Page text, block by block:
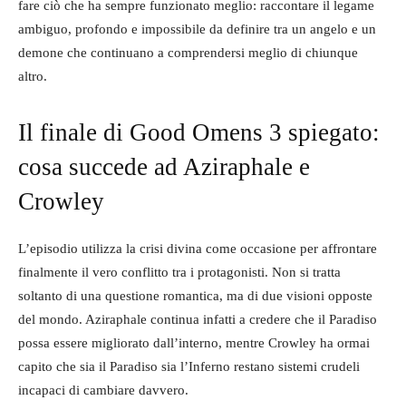
fare ciò che ha sempre funzionato meglio: raccontare il legame
ambiguo, profondo e impossibile da definire tra un angelo e un
demone che continuano a comprendersi meglio di chiunque
altro.
Il finale di Good Omens 3 spiegato:
cosa succede ad Aziraphale e
Crowley
L’episodio utilizza la crisi divina come occasione per affrontare
finalmente il vero conflitto tra i protagonisti. Non si tratta
soltanto di una questione romantica, ma di due visioni opposte
del mondo. Aziraphale continua infatti a credere che il Paradiso
possa essere migliorato dall’interno, mentre Crowley ha ormai
capito che sia il Paradiso sia l’Inferno restano sistemi crudeli
incapaci di cambiare davvero.